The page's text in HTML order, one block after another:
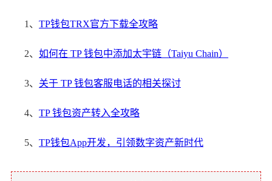
1、 TP钱包TRX官方下载全攻略
2、 如何在 TP 钱包中添加太宇链（Taiyu Chain）
3、 关于 TP 钱包客服电话的相关探讨
4、 TP 钱包资产转入全攻略
5、 TP钱包App开发，引领数字资产新时代